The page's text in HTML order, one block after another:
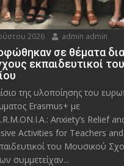
2026 admin admin
σε θέματα
εκπαιδευτικοί
της υλοποίησης του
Erasmus+ με
Anxiety’s Relief
Activities for Teachers
του Μουσικού
συμμετείχαν...